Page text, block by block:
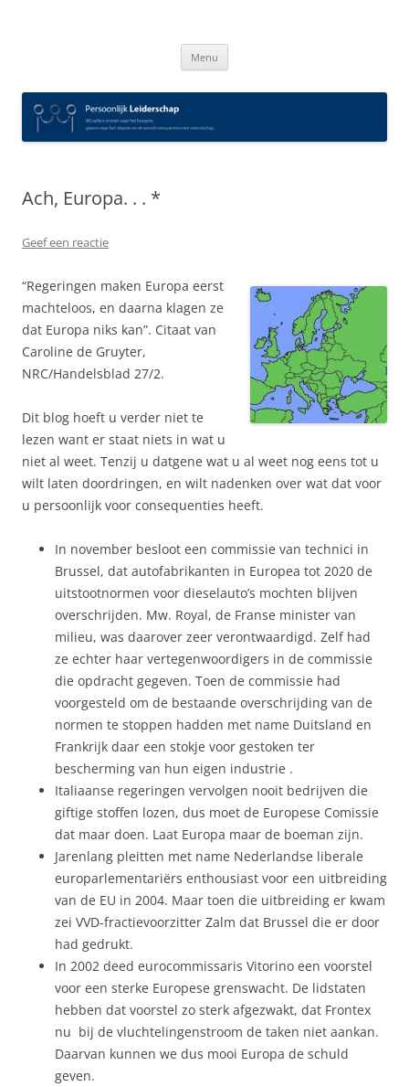
Menu
Ach, Europa. . . *
Geef een reactie
“Regeringen maken Europa eerst
machteloos, en daarna klagen ze
dat Europa niks kan”. Citaat van
Caroline de Gruyter,
NRC/Handelsblad 27/2.
Dit blog hoeft u verder niet te
lezen want er staat niets in wat u
niet al weet. Tenzij u datgene wat u al weet nog eens tot u
wilt laten doordringen, en wilt nadenken over wat dat voor
u persoonlijk voor consequenties heeft.
In november besloot een commissie van technici in
Brussel, dat autofabrikanten in Europea tot 2020 de
uitstootnormen voor dieselauto’s mochten blijven
overschrijden. Mw. Royal, de Franse minister van
milieu, was daarover zeer verontwaardigd. Zelf had
ze echter haar vertegenwoordigers in de commissie
die opdracht gegeven. Toen de commissie had
voorgesteld om de bestaande overschrijding van de
normen te stoppen hadden met name Duitsland en
Frankrijk daar een stokje voor gestoken ter
bescherming van hun eigen industrie .
Italiaanse regeringen vervolgen nooit bedrijven die
giftige stoffen lozen, dus moet de Europese Comissie
dat maar doen. Laat Europa maar de boeman zijn.
Jarenlang pleitten met name Nederlandse liberale
europarlementariërs enthousiast voor een uitbreiding
van de EU in 2004. Maar toen die uitbreiding er kwam
zei VVD-fractievoorzitter Zalm dat Brussel die er door
had gedrukt.
In 2002 deed eurocommissaris Vitorino een voorstel
voor een sterke Europese grenswacht. De lidstaten
hebben dat voorstel zo sterk afgezwakt, dat Frontex
nu bij de vluchtelingenstroom de taken niet aankan.
Daarvan kunnen we dus mooi Europa de schuld
geven.